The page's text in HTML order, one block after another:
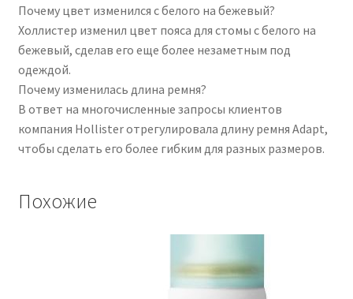
Почему цвет изменился с белого на бежевый?
Холлистер изменил цвет пояса для стомы с белого на
бежевый, сделав его еще более незаметным под
одеждой.
Почему изменилась длина ремня?
В ответ на многочисленные запросы клиентов
компания Hollister отрегулировала длину ремня Adapt,
чтобы сделать его более гибким для разных размеров.
Похожие